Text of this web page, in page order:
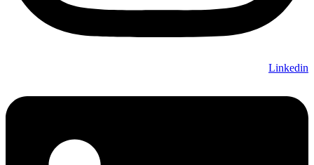
Linkedin